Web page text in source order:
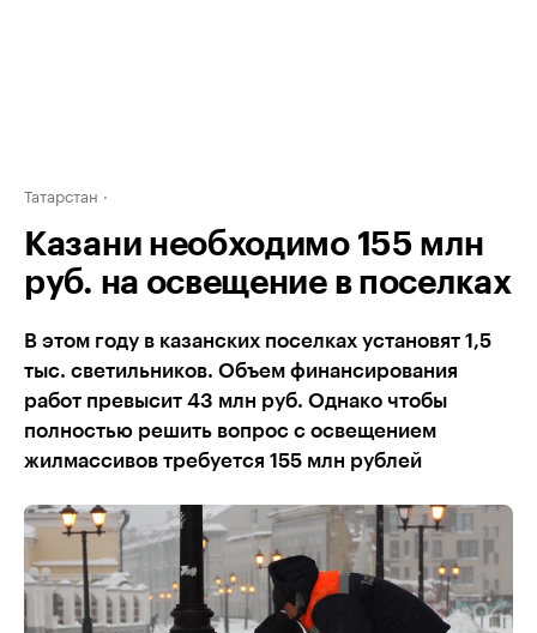
Татарстан
Казани необходимо 155 млн
руб. на освещение в поселках
В этом году в казанских поселках установят 1,5
тыс. светильников. Объем финансирования
работ превысит 43 млн руб. Однако чтобы
полностью решить вопрос с освещением
жилмассивов требуется 155 млн рублей